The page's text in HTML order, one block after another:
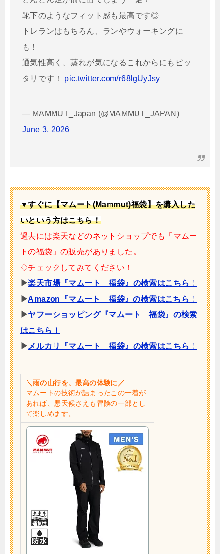
靴下のようなフィット感も最高です◎
トレランはもちろん、ランやウォーキングに
も！
通気性高く、蒸れが気になるこれからにもピッ
タリです！ pic.twitter.com/r68lgUyJsy
— MAMMUT_Japan (@MAMMUT_JAPAN)
June 3, 2026
▼すぐに【マムート(Mammut)福袋】を購入した
いという方はこちら！
過去には楽天などのネットショップでも「マムー
トの福袋」の販売がありました。
♢チェックしてみてください！
▶楽天市場『マムート 福袋』の検索はこちら！
▶Amazon『マムート 福袋』の検索はこちら！
▶ヤフーショッピング『マムート 福袋』の検索
はこちら！
▶ メルカリ『マムート 福袋』の検索はこちら！
＼雨の山行を、最高の体験に／
マムートの技術が詰まったこの一着が
あれば、悪天候さえも冒険の一部とし
て楽しめます。